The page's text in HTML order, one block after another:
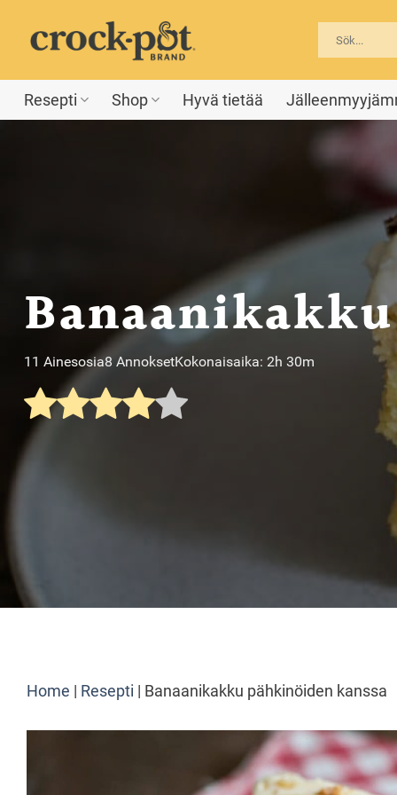
content
Resepti Shop Hyvä tietää
11 Ainesosia8 AnnoksetKokonaisaika: 2h 30m
Home Resepti Banaanikakku pähkinöiden kanssa